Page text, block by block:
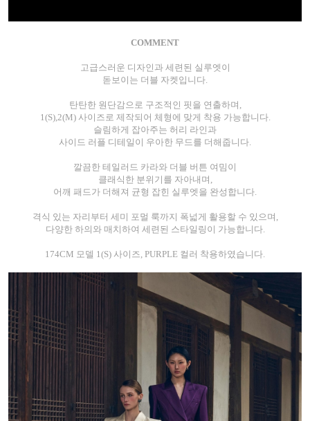
COMMENT
고급스러운 디자인과 세련된 실루엣이
돋보이는 더블 자켓입니다.
탄탄한 원단감으로 구조적인 핏을 연출하며,
1(S),2(M) 사이즈로 제작되어 체형에 맞게 착용 가능합니다.
슬림하게 잡아주는 허리 라인과
사이드 러플 디테일이 우아한 무드를 더해줍니다.
깔끔한 테일러드 카라와 더블 버튼 여밈이
클래식한 분위기를 자아내며,
어깨 패드가 더해져 균형 잡힌 실루엣을 완성합니다.
격식 있는 자리부터 세미 포멀 룩까지 폭넓게 활용할 수 있으며,
다양한 하의와 매치하여 세련된 스타일링이 가능합니다.
174CM 모델 1(S) 사이즈, PURPLE 컬러 착용하였습니다.